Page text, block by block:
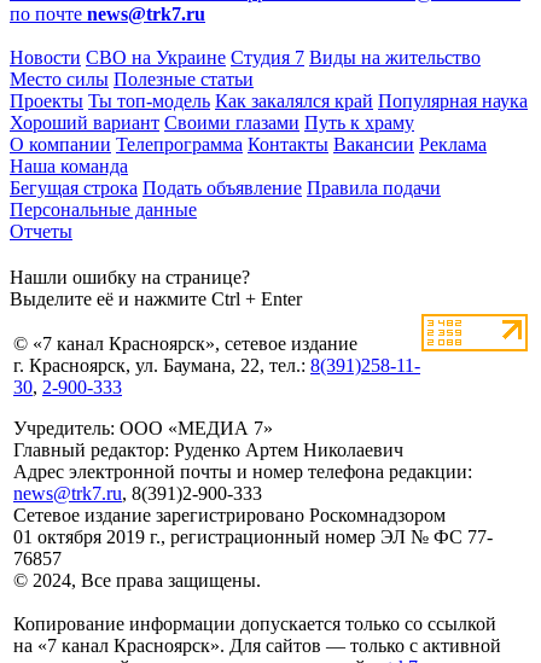
по почте news@trk7.ru
Новости СВО на Украине Студия 7 Виды на жительство
Место силы Полезные статьи
Проекты Ты топ-модель Как закалялся край Популярная наука
Хороший вариант Своими глазами Путь к храму
О компании Телепрограмма Контакты Вакансии Реклама
Наша команда
Бегущая строка Подать объявление Правила подачи
Персональные данные
Отчеты
Нашли ошибку на странице?
Выделите её и нажмите Ctrl + Enter
© «7 канал Красноярск», сетевое издание
г. Красноярск, ул. Баумана, 22, тел.: 8(391)258-11-
30, 2-900-333
Учредитель: ООО «МЕДИА 7»
Главный редактор: Руденко Артем Николаевич
Адрес электронной почты и номер телефона редакции:
news@trk7.ru, 8(391)2-900-333
Сетевое издание зарегистрировано Роскомнадзором
01 октября 2019 г., регистрационный номер ЭЛ № ФС 77-
76857
© 2024, Все права защищены.
Копирование информации допускается только со ссылкой
на «7 канал Красноярск». Для сайтов — только с активной